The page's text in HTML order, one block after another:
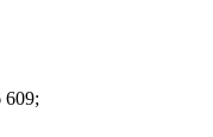
609;